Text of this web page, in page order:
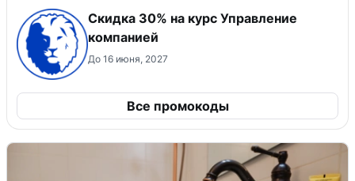
Скидка 30% на курс Управление
компанией
До 16 июня, 2027
Все промокоды